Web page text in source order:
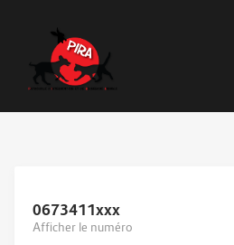
0673411xxx
Afficher le numéro